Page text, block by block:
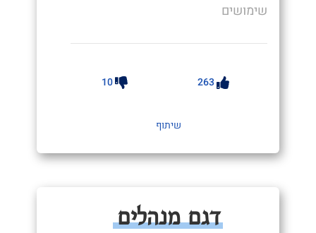
שימושים
263
10
שיתוף
דגם מנהלים